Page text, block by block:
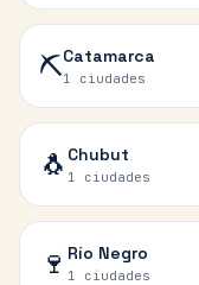
⛏️Catamarca
1 ciudades
🐧 Chubut
1 ciudades
🍷 Río Negro
1 ciudades